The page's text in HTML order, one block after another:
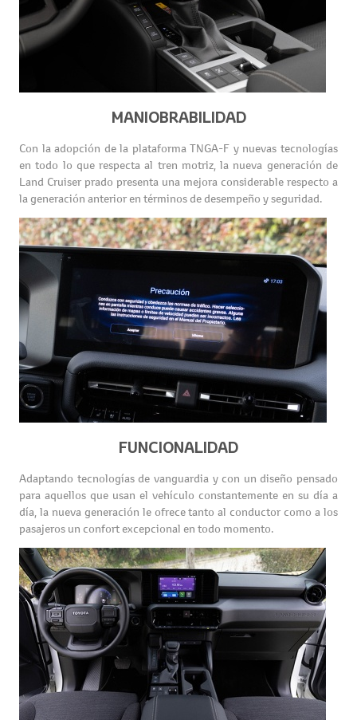
MANIOBRABILIDAD
Con la adopción de la plataforma TNGA-F y nuevas tecnologías
en todo lo que respecta al tren motriz, la nueva generación de
Land Cruiser prado presenta una mejora considerable respecto a
la generación anterior en términos de desempeño y seguridad.
FUNCIONALIDAD
Adaptando tecnologías de vanguardia y con un diseño pensado
para aquellos que usan el vehículo constantemente en su día a
día, la nueva generación le ofrece tanto al conductor como a los
pasajeros un confort excepcional en todo momento.